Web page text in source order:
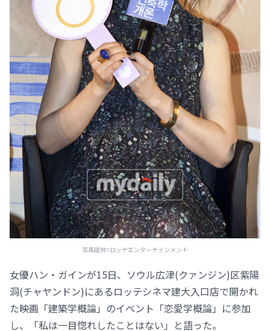
写真提供=ロッテエンターテインメント
女優ハン・ガインが15日、ソウル広津(クァンジン)区紫陽
洞(チャヤンドン)にあるロッテシネマ建大入口店で開かれ
た映画「建築学概論」のイベント「恋愛学概論」に参加
し、「私は一目惚れしたことはない」と語った。